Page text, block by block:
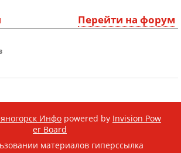
Перейти на форум
Инфо powered by Invision Pow
er Board
материалов гиперссылка